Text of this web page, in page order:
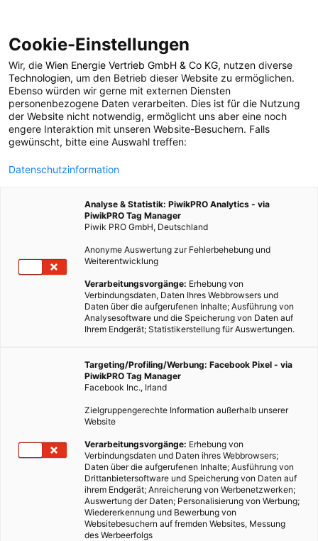
POSTS BY TAG
Gruseltour
1 BEITRAG
Cookie-Einstellungen
Wir, die Wien Energie Vertrieb GmbH & Co KG, nutzen diverse
Technologien, um den Betrieb dieser Website zu ermöglichen.
Ebenso würden wir gerne mit externen Diensten
personenbezogene Daten verarbeiten. Dies ist für die Nutzung
der Website nicht notwendig, ermöglicht uns aber eine noch
engere Interaktion mit unseren Website-Besuchern. Falls
gewünscht, bitte eine Auswahl treffen:
Datenschutzinformation
Analyse & Statistik: PiwikPRO Analytics - via
PiwikPRO Tag Manager
Piwik PRO GmbH, Deutschland
Anonyme Auswertung zur Fehlerbehebung und
Weiterentwicklung
Verarbeitungsvorgänge: Erhebung von
Verbindungsdaten, Daten Ihres Webbrowsers und
Daten über die aufgerufenen Inhalte; Ausführung von
Analysesoftware und die Speicherung von Daten auf
Ihrem Endgerät; Statistikerstellung für Auswertungen.
Targeting/Profiling/Werbung: Facebook Pixel - via
PiwikPRO Tag Manager
Facebook Inc., Irland
Zielgruppengerechte Information außerhalb unserer
Website
Verarbeitungsvorgänge: Erhebung von
Verbindungsdaten und Daten ihres Webbrowsers;
Daten über die aufgerufenen Inhalte; Ausführung von
Drittanbietersoftware und Speicherung von Daten auf
ihrem Endgerät; Anreicherung von Werbenetzwerken;
Auswertung der Daten; Personalisierung von Werbung;
Wiedererkennung und Bewerbung von
Websitebesuchern auf fremden Websites, Messung
des Werbeerfolgs